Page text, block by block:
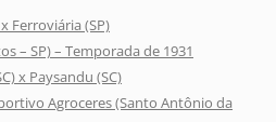
Ferroviária (SP)
– SP) – Temporada de 1931
x Paysandu (SC)
Agroceres (Santo Antônio da